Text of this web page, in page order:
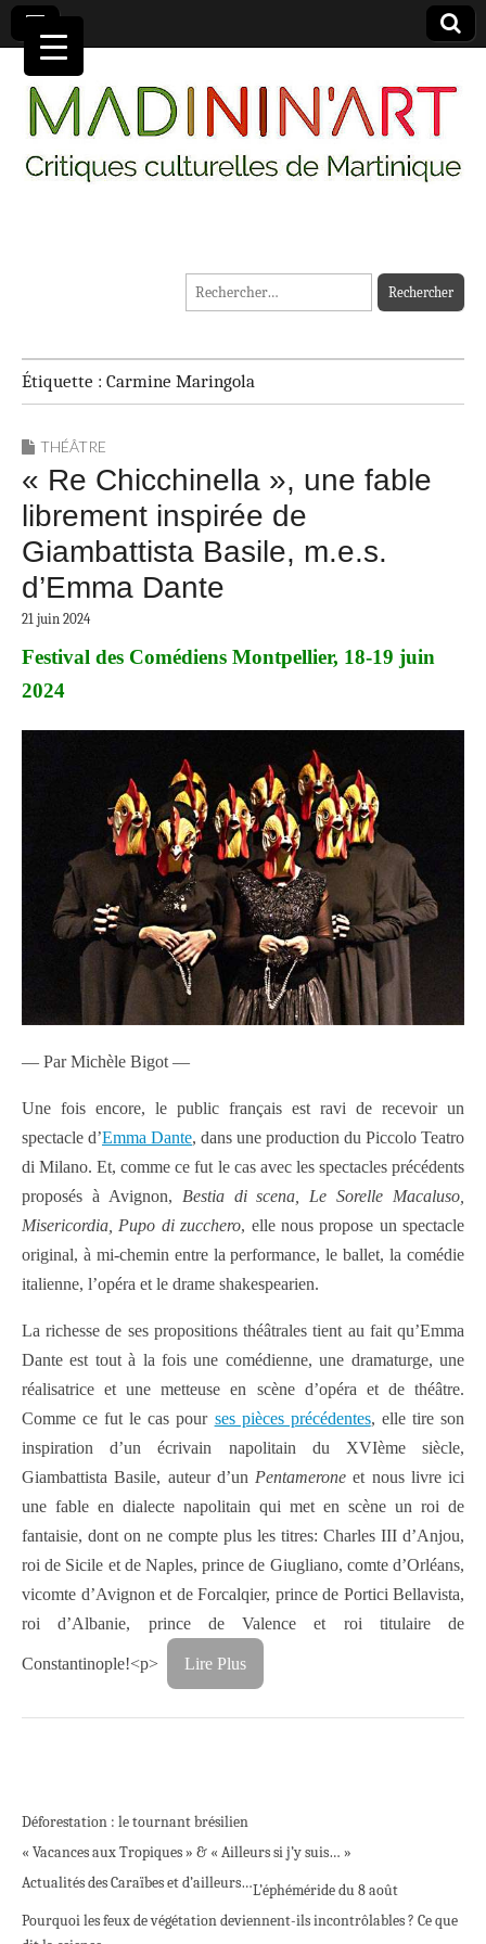
MADININ'ART
Rechercher :
Étiquette : Carmine Maringola
THÉÂTRE
« Re Chicchinella », une fable
librement inspirée de
Giambattista Basile, m.e.s.
d’Emma Dante
21 juin 2024
Festival des Comédiens Montpellier, 18-19 juin
2024
— Par Michèle Bigot —
Une fois encore, le public français est ravi de recevoir un
spectacle d’Emma Dante, dans une production du Piccolo Teatro
di Milano. Et, comme ce fut le cas avec les spectacles précédents
proposés à Avignon, Bestia di scena, Le Sorelle Macaluso,
Misericordia, Pupo di zucchero, elle nous propose un spectacle
original, à mi-chemin entre la performance, le ballet, la comédie
italienne, l’opéra et le drame shakespearien.
La richesse de ses propositions théâtrales tient au fait qu’Emma
Dante est tout à la fois une comédienne, une dramaturge, une
réalisatrice et une metteuse en scène d’opéra et de théâtre.
Comme ce fut le cas pour ses pièces précédentes, elle tire son
inspiration d’un écrivain napolitain du XVIème siècle,
Giambattista Basile, auteur d’un Pentamerone et nous livre ici
une fable en dialecte napolitain qui met en scène un roi de
fantaisie, dont on ne compte plus les titres: Charles III d’Anjou,
roi de Sicile et de Naples, prince de Giugliano, comte d’Orléans,
vicomte d’Avignon et de Forcalqier, prince de Portici Bellavista,
roi d’Albanie, prince de Valence et roi titulaire de
Constantinople!<p> Lire Plus
Déforestation : le tournant brésilien
« Vacances aux Tropiques » & « Ailleurs si j’y suis… »
Actualités des Caraïbes et d’ailleurs…L’éphéméride du 8 août
Pourquoi les feux de végétation deviennent-ils incontrôlables ? Ce que